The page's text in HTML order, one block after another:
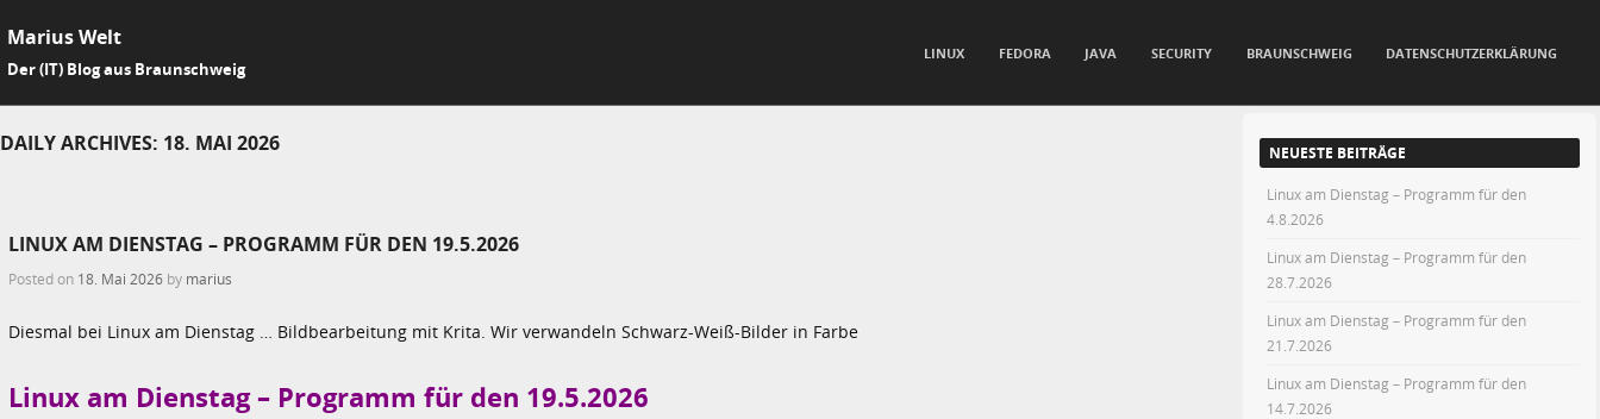
Marius Welt
Der (IT) Blog aus Braunschweig
LINUX FEDORA JAVA SECURITY BRAUNSCHWEIG DATENSCHUTZERKLÄRUNG
DAILY ARCHIVES: 18. MAI 2026
LINUX AM DIENSTAG – PROGRAMM FÜR DEN 19.5.2026
Posted on 18. Mai 2026 by marius
Diesmal bei Linux am Dienstag … Bildbearbeitung mit Krita. Wir verwandeln Schwarz-Weiß-Bilder in Farbe
Linux am Dienstag – Programm für den 19.5.2026
NEUESTE BEITRÄGE
Linux am Dienstag – Programm für den
4.8.2026
Linux am Dienstag – Programm für den
28.7.2026
Linux am Dienstag – Programm für den
21.7.2026
Linux am Dienstag – Programm für den
14.7.2026